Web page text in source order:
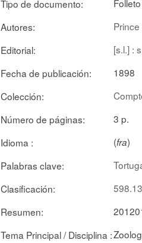
Tipo de documento:
Folleto
Autores:
Editorial:
[s.l.] :
Fecha de publicación:
1898
Colección:
Número de páginas:
3 p.
Idioma :
(fra)
Palabras clave:
Clasificación:
Resumen:
Tema Principal / Disciplina :